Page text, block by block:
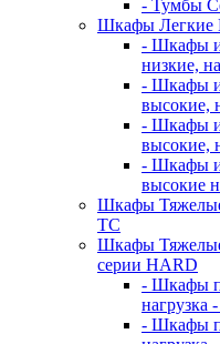
- Тумбы
Шкафы Легкие
- Шкафы
низкие,
- Шкафы
высокие,
- Шкафы
высокие,
- Шкафы
высокие
Шкафы
TC
Шкафы
серии HARD
- Шкафы
нагрузка
- Шкафы